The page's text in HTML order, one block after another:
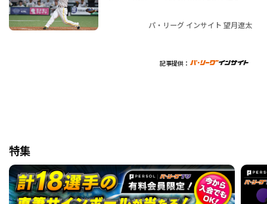
パ・リーグ インサイト 望月遼太
記事提供：
特集